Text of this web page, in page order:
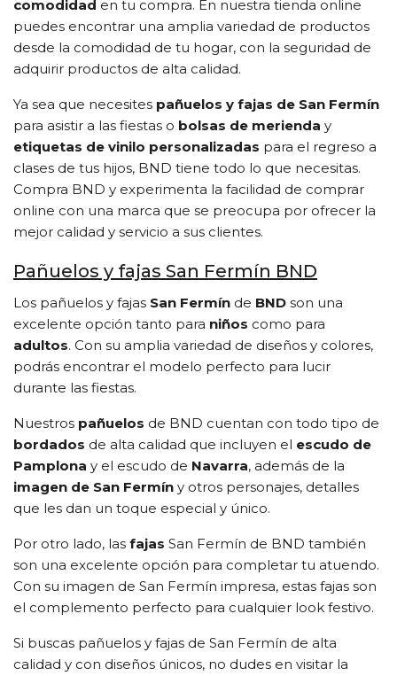
comodidad en tu compra. En nuestra tienda online
puedes encontrar una amplia variedad de productos
desde la comodidad de tu hogar, con la seguridad de
adquirir productos de alta calidad.
Ya sea que necesites pañuelos y fajas de San Fermín
para asistir a las fiestas o bolsas de merienda y
etiquetas de vinilo personalizadas para el regreso a
clases de tus hijos, BND tiene todo lo que necesitas.
Compra BND y experimenta la facilidad de comprar
online con una marca que se preocupa por ofrecer la
mejor calidad y servicio a sus clientes.
Pañuelos y fajas San Fermín BND
Los pañuelos y fajas San Fermín de BND son una
excelente opción tanto para niños como para
adultos. Con su amplia variedad de diseños y colores,
podrás encontrar el modelo perfecto para lucir
durante las fiestas.
Nuestros pañuelos de BND cuentan con todo tipo de
bordados de alta calidad que incluyen el escudo de
Pamplona y el escudo de Navarra, además de la
imagen de San Fermín y otros personajes, detalles
que les dan un toque especial y único.
Por otro lado, las fajas San Fermín de BND también
son una excelente opción para completar tu atuendo.
Con su imagen de San Fermín impresa, estas fajas son
el complemento perfecto para cualquier look festivo.
Si buscas pañuelos y fajas de San Fermín de alta
calidad y con diseños únicos, no dudes en visitar la